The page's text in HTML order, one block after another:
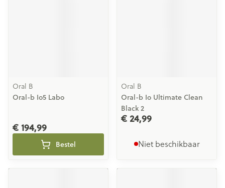
Oral B
Oral-b Io5 Labo
€ 194,99
Bestel
Oral B
Oral-b Io Ultimate Clean
Black 2
€ 24,99
Niet beschikbaar